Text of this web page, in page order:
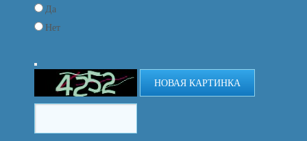
Да
Нет
НОВАЯ КАРТИНКА